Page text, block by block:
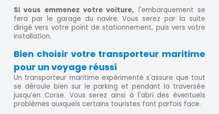
Si vous emmenez votre voiture, l'embarquement se
fera par le garage du navire. Vous serez par la suite
dirigé vers votre point de stationnement, puis vers votre
installation.
Bien choisir votre transporteur maritime
pour un voyage réussi
Un transporteur maritime expérimenté s'assure que tout
se déroule bien sur le parking et pendant la traversée
jusqu’en Corse. Vous serez ainsi à l'abri des éventuels
problèmes auxquels certains touristes font parfois face.